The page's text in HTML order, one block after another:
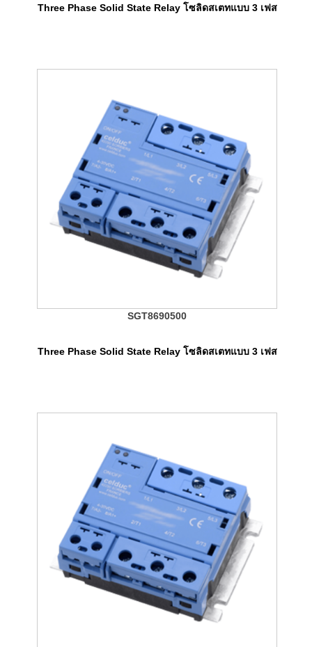
Three Phase Solid State Relay โซลิดสเตทแบบ 3 เฟส
SGT8690500
Three Phase Solid State Relay โซลิดสเตทแบบ 3 เฟส